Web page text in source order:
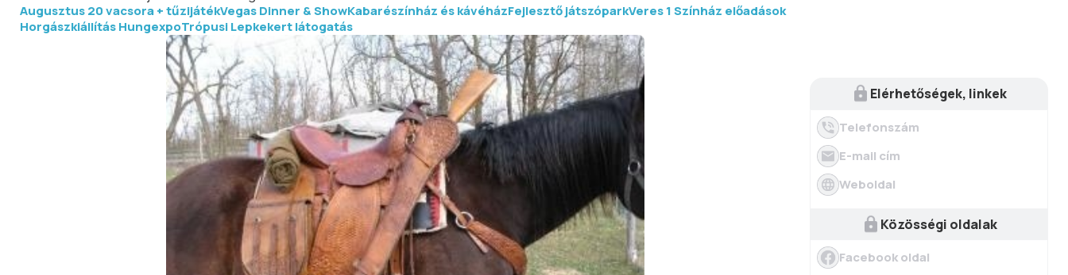
Augusztus 20 vacsora + tűzijátékVegas Dinner & ShowKabarészínház és kávéházFejlesztő játszóparkVeres 1 Színház előadások
Horgászkiállítás HungexpoTrópusi Lepkekert látogatás
Elérhetőségek, linkek
Telefonszám
E-mail cím
Weboldal
Közösségi oldalak
Facebook oldal